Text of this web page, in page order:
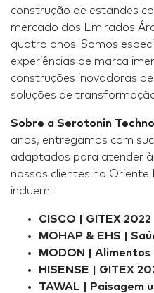
construção de estandes
mercado dos Emirados
quatro anos. Somos
experiências de marca
construções inovadoras
soluções de
Sobre a Serotonin
anos, entregamos com
adaptados para atender
nossos clientes no
incluem:
CISCO | GITEX 2022
MOHAP & EHS |
MODON |
HISENSE | GITEX
TAWAL | Paisagem